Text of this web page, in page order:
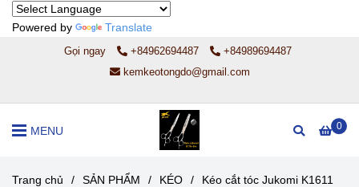
Powered by Translate
Gọi ngay +84962694487
+84989694487
kemkeotongdo@gmail.com
0
MENU
Trang chủ / SẢN PHẨM / KÉO / Kéo cắt tóc Jukomi K1611